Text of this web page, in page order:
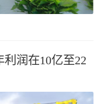
润在10亿至22